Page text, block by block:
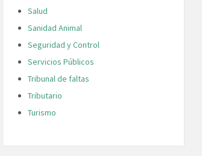
Salud
Sanidad Animal
Seguridad y Control
Servicios Públicos
Tribunal de faltas
Tributario
Turismo